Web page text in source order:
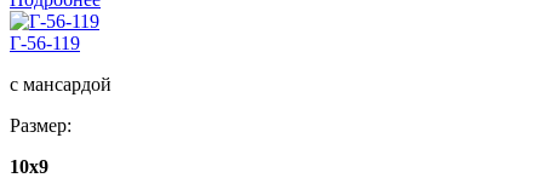
Г-56-119
с мансардой
Размер:
10х9